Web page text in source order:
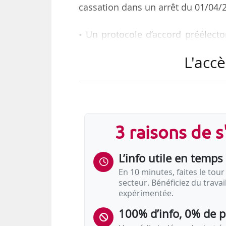
cassation dans un arrêt du 01/04/
• Un protocole d’accord
l’annulation de ces élections
• Le Tribunal rejette sa
des candidats aux élections. Il
l’élection des deux élus. L’action
• La Cour de cassation…
3 raisons de
L’info utile en
En 10 minutes, faites le tour
secteur. Bénéficiez du
expérimentée.
100% d’info, 0% de